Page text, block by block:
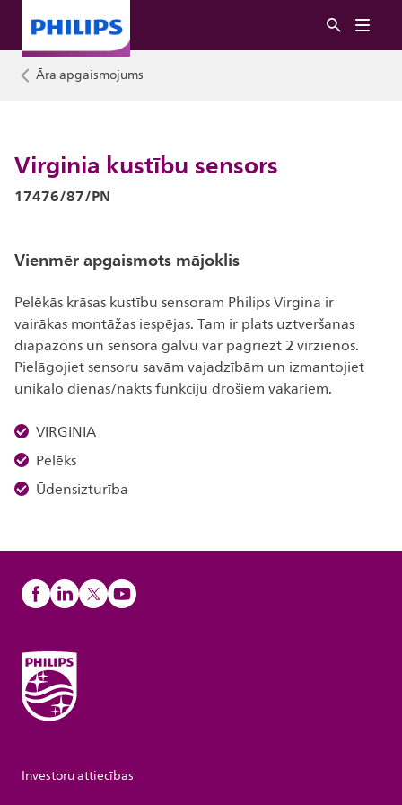
Āra apgaismojums
Virginia kustību sensors
17476/87/PN
Vienmēr apgaismots mājoklis
Pelēkās krāsas kustību sensoram Philips Virgina ir
vairākas montāžas iespējas. Tam ir plats uztveršanas
diapazons un sensora galvu var pagriezt 2 virzienos.
Pielāgojiet sensoru savām vajadzībām un izmantojiet
unikālo dienas/nakts funkciju drošiem vakariem.
VIRGINIA
Pelēks
Ūdensizturība
Investoru attiecības